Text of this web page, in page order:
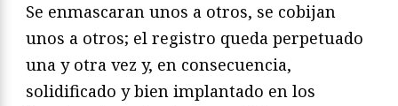
Se enmascaran unos a otros, se cobijan
unos a otros; el registro queda perpetuado
una y otra vez y, en consecuencia,
solidificado y bien implantado en los